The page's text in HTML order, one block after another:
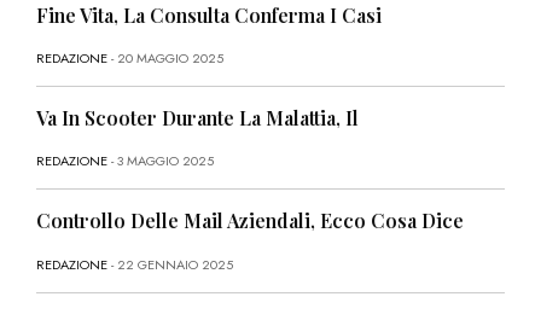
Fine Vita, La Consulta Conferma I Casi
REDAZIONE- 20 MAGGIO 2025
Va In Scooter Durante La Malattia, Il
REDAZIONE- 3 MAGGIO 2025
Controllo Delle Mail Aziendali, Ecco Cosa Dice
REDAZIONE- 22 GENNAIO 2025